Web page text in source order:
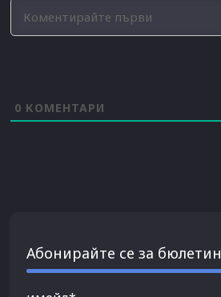
0 КОМЕНТАРИ
Абонирайте се за бюлетин